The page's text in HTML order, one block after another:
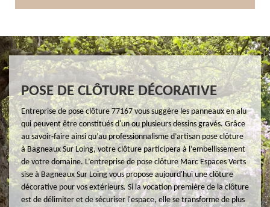
POSE DE CLÔTURE DÉCORATIVE
Entreprise de pose clôture 77167 vous suggère les panneaux en alu
qui peuvent être constitués d'un ou plusieurs dessins gravés. Grâce
au savoir-faire ainsi qu’au professionnalisme d’artisan pose clôture
à Bagneaux Sur Loing, votre clôture participera à l’embellissement
de votre domaine. L’entreprise de pose clôture Marc Espaces Verts
sise à Bagneaux Sur Loing vous propose aujourd'hui une clôture
décorative pour vos extérieurs. Si la vocation première de la clôture
est de délimiter et de sécuriser l'espace, elle se transforme de plus